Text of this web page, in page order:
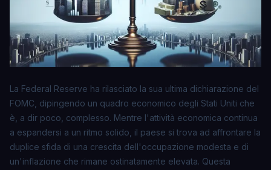
La Federal Reserve ha rilasciato la sua ultima dichiarazione del
FOMC, dipingendo un quadro economico degli Stati Uniti che
è, a dir poco, complesso. Mentre l'attività economica continua
a espandersi a un ritmo solido, il paese si trova ad affrontare la
duplice sfida di una crescita dell'occupazione modesta e di
un'inflazione che rimane ostinatamente elevata. Questa